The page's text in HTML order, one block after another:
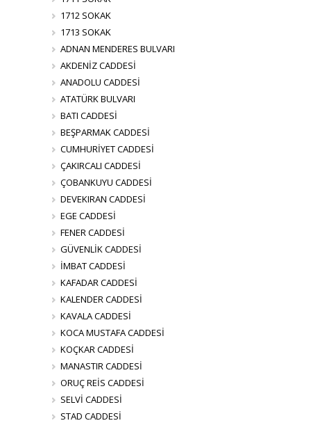
1712 SOKAK
1713 SOKAK
ADNAN MENDERES BULVARI
AKDENİZ CADDESİ
ANADOLU CADDESİ
ATATÜRK BULVARI
BATI CADDESİ
BEŞPARMAK CADDESİ
CUMHURİYET CADDESİ
ÇAKIRCALI CADDESİ
ÇOBANKUYU CADDESİ
DEVEKIRAN CADDESİ
EGE CADDESİ
FENER CADDESİ
GÜVENLİK CADDESİ
İMBAT CADDESİ
KAFADAR CADDESİ
KALENDER CADDESİ
KAVALA CADDESİ
KOCA MUSTAFA CADDESİ
KOÇKAR CADDESİ
MANASTIR CADDESİ
ORUÇ REİS CADDESİ
SELVİ CADDESİ
STAD CADDESİ